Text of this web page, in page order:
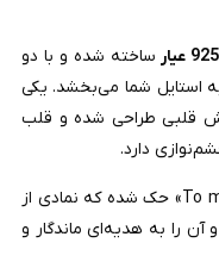
ساخته شده و با دو
استایل شما می‌بخشد. یکی
قلبی طراحی شده و قلب
دارد.
روی این آویز عبارت «To my Beautiful Mother» حک شده که نمادی از
را به هدیه‌ای ماندگار و